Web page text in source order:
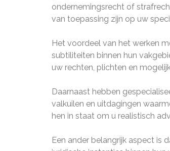
ondernemingsrecht of
van toepassing zijn op uw
Het voordeel van het werken
subtiliteiten binnen hun
uw rechten, plichten en
Daarnaast hebben
valkuilen en uitdagingen
hen in staat om u realistisch
Een ander belangrijk aspect is